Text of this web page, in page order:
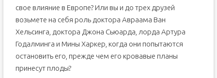
свое влияние в Европе? Или вы и до трех друзей
возьмете на себя роль доктора Авраама Ван
Хельсинга, доктора Джона Сьюарда, лорда Артура
Годалминга и Мины Харкер, когда они попытаются
остановить его, прежде чем его кровавые планы
принесут плоды?